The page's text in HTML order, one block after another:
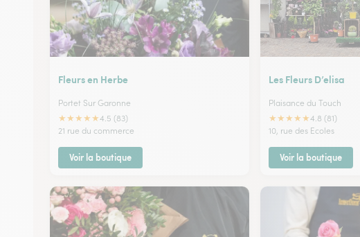
Fleurs en Herbe
Portet Sur Garonne
★★★★★4.5 (83)
21 rue du commerce
Voir la boutique
Les Fleurs D’elisa
Plaisance du Touch
★★★★★4.8 (81)
10, rue des Ecoles
Voir la boutique